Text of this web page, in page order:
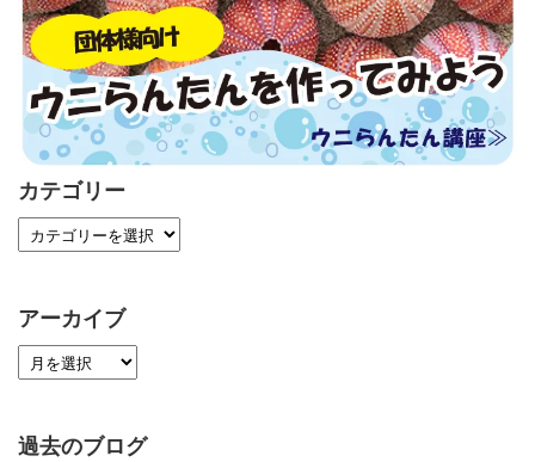
カテゴリー
アーカイブ
過去のブログ